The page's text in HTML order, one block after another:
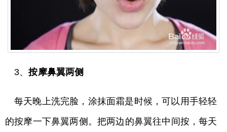
3、按摩鼻翼两侧
每天晚上洗完脸，涂抹面霜是时候，可以用手轻轻
的按摩一下鼻翼两侧。把两边的鼻翼往中间按，每天